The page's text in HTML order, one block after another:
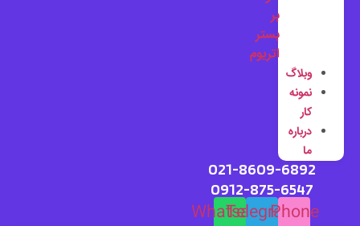
بر
بستر
اتریوم
وبلاگ
نمونه
کار
درباره
ما
021-8609-6892
0912-875-6547
Phone
Telegram
Whatsapp